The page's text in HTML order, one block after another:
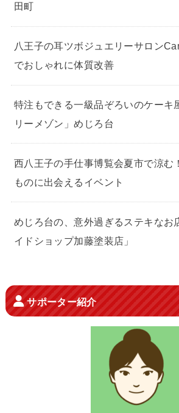
田町
八王子の耳ツボジュエリーサロン
でおしゃれに体質改善
特注もできる一級品ぞろいのケーキ
リーメゾン」めじろ台
西八王子の手仕事博覧会夏市で涼む
ものに出会えるイベント
めじろ台の、意外過ぎるステキなお
イドショップ加藤塗装店」
サポーター紹介